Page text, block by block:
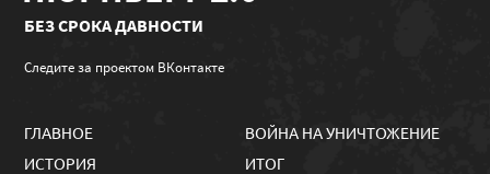
БЕЗ СРОКА ДАВНОСТИ
Следите за проектом ВКонтакте
ГЛАВНОЕ
ИСТОРИЯ
ВОЙНА НА УНИЧТОЖЕНИЕ
ИТОГ